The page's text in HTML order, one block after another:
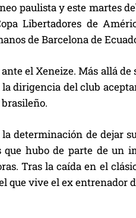
paulista y este martes
Libertadores de
de Barcelona de
el Xeneize. Más allá de
dirigencia del club
determinación de dejar
que hubo de parte de un
Tras la caída en el
que vive el ex entrenador